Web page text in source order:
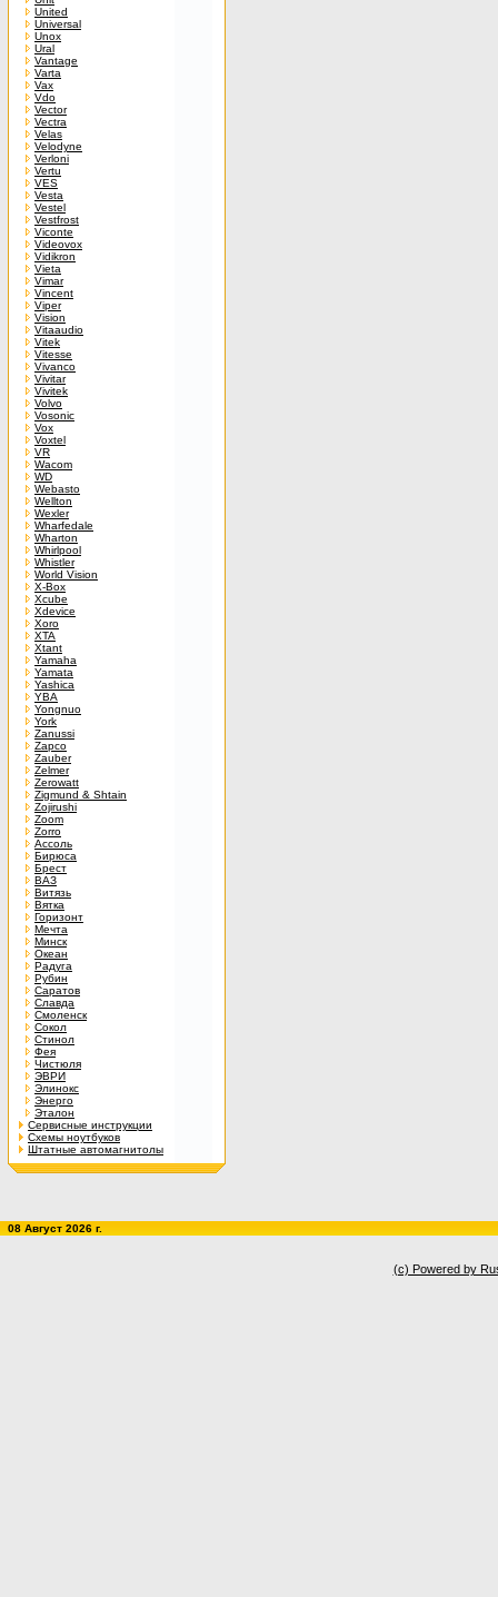
United
Universal
Unox
Ural
Vantage
Varta
Vax
Vdo
Vector
Vectra
Velas
Velodyne
Verloni
Vertu
VES
Vesta
Vestel
Vestfrost
Viconte
Videovox
Vidikron
Vieta
Vimar
Vincent
Viper
Vision
Vitaaudio
Vitek
Vitesse
Vivanco
Vivitar
Vivitek
Volvo
Vosonic
Vox
Voxtel
VR
Wacom
WD
Webasto
Wellton
Wexler
Wharfedale
Wharton
Whirlpool
Whistler
World Vision
X-Box
Xcube
Xdevice
Xoro
XTA
Xtant
Yamaha
Yamata
Yashica
YBA
Yongnuo
York
Zanussi
Zapco
Zauber
Zelmer
Zerowatt
Zigmund & Shtain
Zojirushi
Zoom
Zorro
Ассоль
Бирюса
Брест
ВАЗ
Витязь
Вятка
Горизонт
Мечта
Минск
Океан
Радуга
Рубин
Саратов
Славда
Смоленск
Сокол
Стинол
Фея
Чистюля
ЭВРИ
Элинокс
Энерго
Эталон
Сервисные инструкции
Схемы ноутбуков
Штатные автомагнитолы
08 Август 2026 г.
(c) Powered by